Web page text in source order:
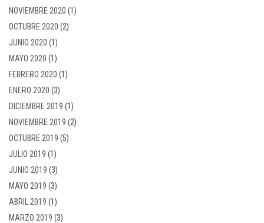
NOVIEMBRE 2020 (1)
OCTUBRE 2020 (2)
JUNIO 2020 (1)
MAYO 2020 (1)
FEBRERO 2020 (1)
ENERO 2020 (3)
DICIEMBRE 2019 (1)
NOVIEMBRE 2019 (2)
OCTUBRE 2019 (5)
JULIO 2019 (1)
JUNIO 2019 (3)
MAYO 2019 (3)
ABRIL 2019 (1)
MARZO 2019 (3)